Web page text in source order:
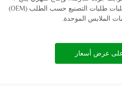
ملايين متر، فإننا نلبّي جميع متطلبات طلبات التصنيع حسب الطلب (OEM)
الملابس الموحدة.
عرض أسعار